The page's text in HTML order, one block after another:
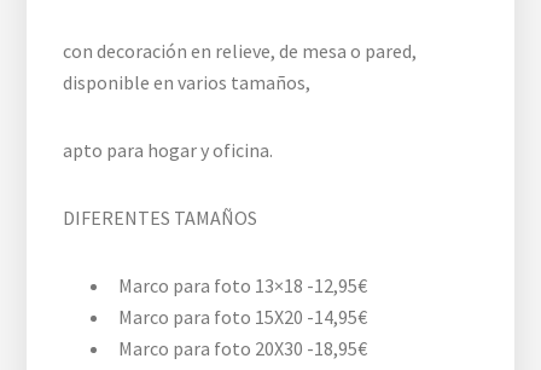
con decoración en relieve, de mesa o pared,
disponible en varios tamaños,
apto para hogar y oficina.
DIFERENTES TAMAÑOS
Marco para foto 13×18 -12,95€
Marco para foto 15X20 -14,95€
Marco para foto 20X30 -18,95€